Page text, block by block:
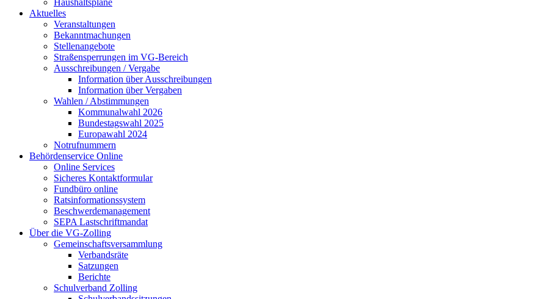
Haushaltspläne
Aktuelles
Veranstaltungen
Bekanntmachungen
Stellenangebote
Straßensperrungen im VG-Bereich
Ausschreibungen / Vergabe
Information über Ausschreibungen
Information über Vergaben
Wahlen / Abstimmungen
Kommunalwahl 2026
Bundestagswahl 2025
Europawahl 2024
Notrufnummern
Behördenservice Online
Online Services
Sicheres Kontaktformular
Fundbüro online
Ratsinformationssystem
Beschwerdemanagement
SEPA Lastschriftmandat
Über die VG-Zolling
Gemeinschaftsversammlung
Verbandsräte
Satzungen
Berichte
Schulverband Zolling